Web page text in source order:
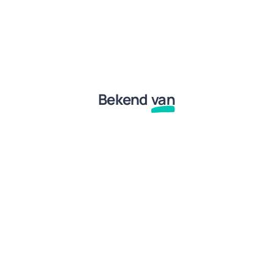
Bekendvan